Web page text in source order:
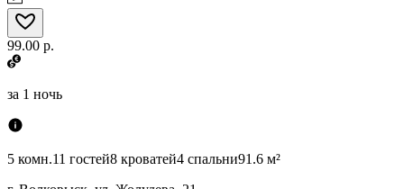
99.00 р.
за 1 ночь
5 комн.11 гостей8 кроватей4 спальни91.6 м²